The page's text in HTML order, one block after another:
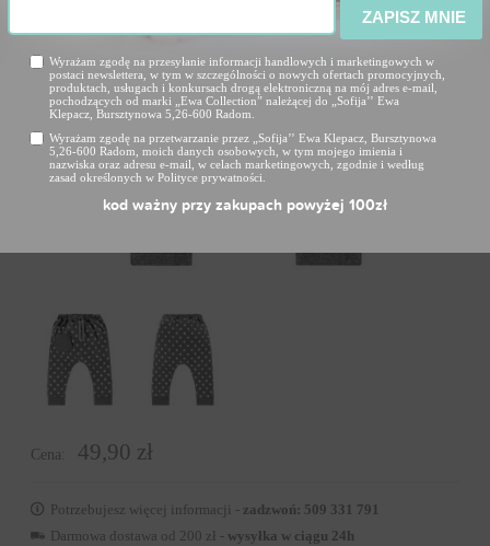
Cena: 49,90 zł
Potrzebujesz więcej informacji - zadzwoń: 509 331 791
Darmowa dostawa od 200 zł - wysyłka w ciągu 24h
ZAPISZ MNIE
Wyrażam zgodę na przesyłanie informacji handlowych i marketingowych w
postaci newslettera, w tym w szczególności o nowych ofertach promocyjnych,
produktach, usługach i konkursach drogą elektroniczną na mój adres e-mail,
pochodzących od marki „Ewa Collection” należącej do „Sofija’’ Ewa
Klepacz, Bursztynowa 5,26-600 Radom.
Wyrażam zgodę na przetwarzanie przez „Sofija’’ Ewa Klepacz, Bursztynowa
5,26-600 Radom, moich danych osobowych, w tym mojego imienia i
nazwiska oraz adresu e-mail, w celach marketingowych, zgodnie i według
zasad określonych w Polityce prywatności.
kod ważny przy zakupach powyżej 100zł